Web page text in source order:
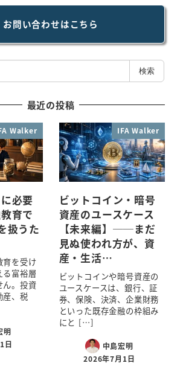
お問い合わせはこちら
検索
最近の投稿
Walker
必要
育で
扱うた
育を受け
る富裕層
ん。投資
産、税
明
日
IFA Walker
ビットコイン・暗号
資産のユースケース
【未来編】──まだ
見ぬ使われ方が、資
産・生活…
ビットコインや暗号資産の
ユースケースは、銀行、証
券、保険、決済、企業財務
といった既存金融の枠組み
にと […]
中島宏明
2026年7月1日